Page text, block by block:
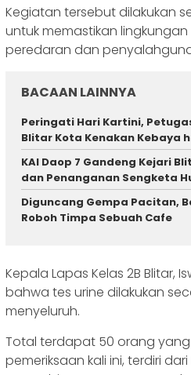
Kegiatan tersebut dilakukan
untuk memastikan
peredaran dan
BACAAN LAINNYA
Peringati Hari Kartini,
Blitar Kota Kenakan Kebaya
KAI Daop 7 Gandeng Kejari
dan Penanganan Sengketa
Diguncang Gempa Pacitan,
Roboh Timpa Sebuah Cafe
Kepala Lapas Kelas 2B Blitar,
bahwa tes urine dilakukan
menyeluruh.
Total terdapat 50 orang
pemeriksaan kali ini, terdiri